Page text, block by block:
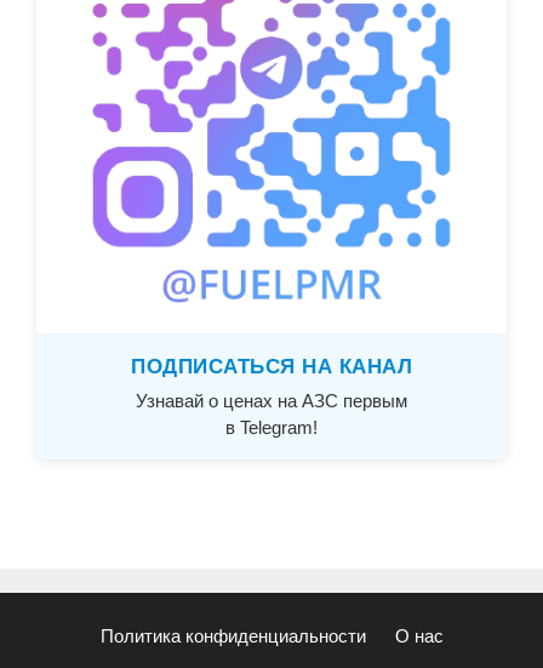
ПОДПИСАТЬСЯ НА КАНАЛ
Узнавай о ценах на АЗС первым
в Telegram!
Политика конфиденциальности О нас